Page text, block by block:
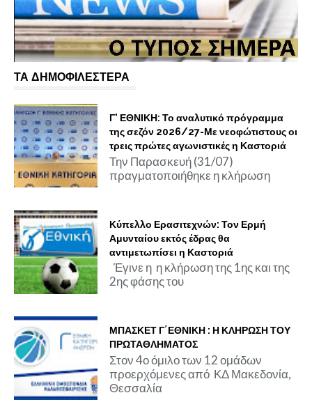
ΤΑ ΔΗΜΟΦΙΛΕΣΤΕΡΑ
Γ' ΕΘΝΙΚΗ: Το αναλυτικό πρόγραμμα
της σεζόν 2026/27-Με νεοφώτιστους οι
τρεις πρώτες αγωνιστικές η Καστοριά
Την Παρασκευή (31/07)
πραγματοποιήθηκε η κλήρωση
Κύπελλο Ερασιτεχνών: Τον Ερμή
Αμυνταίου εκτός έδρας θα
αντιμετωπίσει η Καστοριά
Έγινε η η κλήρωση της 1ης και της
2ης φάσης του
ΜΠΑΣΚΕΤ Γ΄ΕΘΝΙΚΗ : Η ΚΛΗΡΩΣΗ ΤΟΥ
ΠΡΩΤΑΘΛΗΜΑΤΟΣ
Στον 4ο όμιλο των 12 ομάδων
προερχόμενες από ΚΔ Μακεδονία,
Θεσσαλία